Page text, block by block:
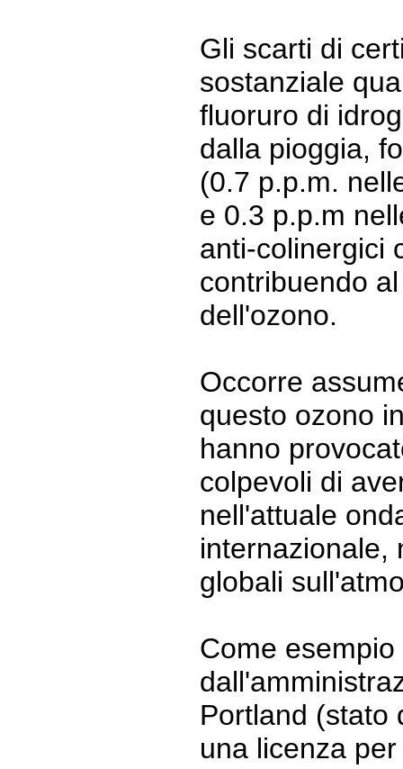
Gli scarti di
sostanziale
fluoruro di
dalla pioggia,
(0.7 p.p.m.
e 0.3 p.p.m
anti-colinergici
contribuendo
dell'ozono.
Occorre
questo ozono
hanno
colpevoli di
nell'attuale
internazionale,
globali
Come
Portland (stato
una licenza